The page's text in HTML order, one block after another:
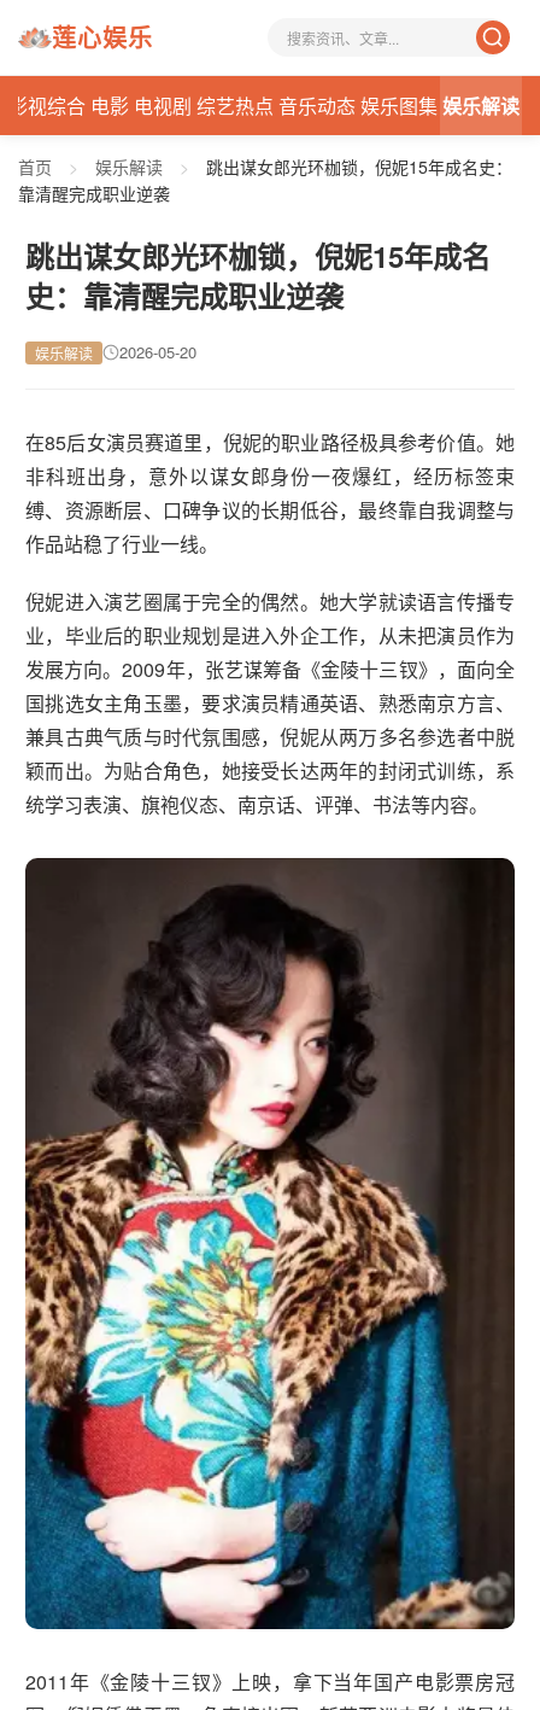
莲心娱乐
影视综合 电影 电视剧 综艺热点 音乐动态娱乐图集娱乐解读
首页 > 娱乐解读 >
跳出谋女郎光环枷锁，倪妮15年成名史：
靠清醒完成职业逆袭
跳出谋女郎光环枷锁，倪妮15年成名
史：靠清醒完成职业逆袭
娱乐解读 2026-05-20
在85后女演员赛道里，倪妮的职业路径极具参考价值。她
非科班出身，意外以谋女郎身份一夜爆红，经历标签束
缚、资源断层、口碑争议的长期低谷，最终靠自我调整与
作品站稳了行业一线。
倪妮进入演艺圈属于完全的偶然。她大学就读语言传播专
业，毕业后的职业规划是进入外企工作，从未把演员作为
发展方向。2009年，张艺谋筹备《金陵十三钗》，面向全
国挑选女主角玉墨，要求演员精通英语、熟悉南京方言、
兼具古典气质与时代氛围感，倪妮从两万多名参选者中脱
颖而出。为贴合角色，她接受长达两年的封闭式训练，系
统学习表演、旗袍仪态、南京话、评弹、书法等内容。
2011年《金陵十三钗》上映，拿下当年国产电影票房冠